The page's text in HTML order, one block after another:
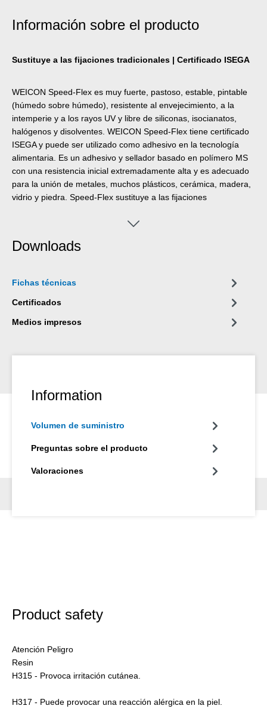
Información sobre el producto
Sustituye a las fijaciones tradicionales | Certificado ISEGA
WEICON Speed-Flex es muy fuerte, pastoso, estable, pintable
(húmedo sobre húmedo), resistente al envejecimiento, a la
intemperie y a los rayos UV y libre de siliconas, isocianatos,
halógenos y disolventes. WEICON Speed-Flex tiene certificado
ISEGA y puede ser utilizado como adhesivo en la tecnología
alimentaria. Es un adhesivo y sellador basado en polímero MS
con una resistencia inicial extremadamente alta y es adecuado
para la unión de metales, muchos plásticos, cerámica, madera,
vidrio y piedra. Speed-Flex sustituye a las fijaciones
resistencia inicial permite pegar incluso superficies verticales en
en seco e interiores, construcción metálica, ingeniería de
de tiendas y en todas las aplicaciones en las que las siliconas o
los productos que las contienen no son adecuados.
Downloads
Fichas técnicas
Certificados
Medios impresos
Information
Volumen de suministro
Preguntas sobre el producto
Valoraciones
Product safety
Atención Peligro
Resin
H315 - Provoca irritación cutánea.
H317 - Puede provocar una reacción alérgica en la piel.